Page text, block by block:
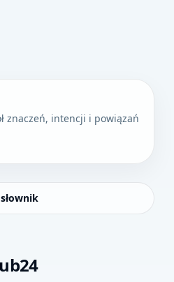
znaczeń, intencji i powiązań
słownik